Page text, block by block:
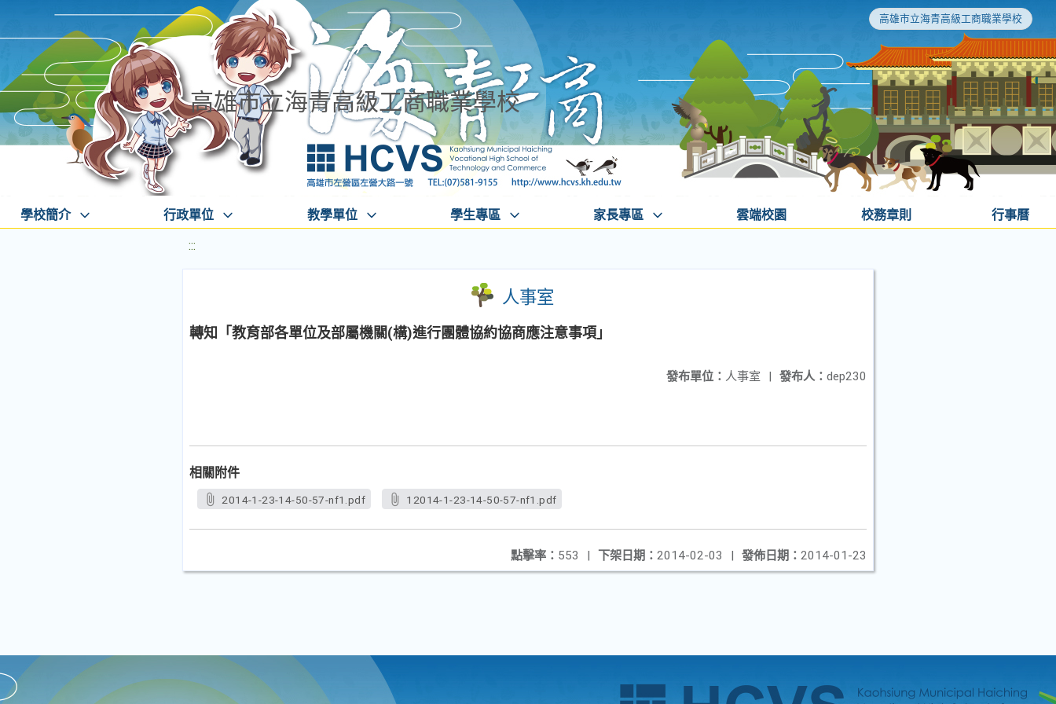
高雄市立海青高級工商職業學校
高雄市立海青高級工商職業學校
學校簡介 行政單位 教學單位 學生專區 家長專區 雲端校園 校務章則 行事曆
:::
人事室
轉知「教育部各單位及部屬機關(構)進行團體協約協商應注意事項」
發布人： dep230
發布單位： 人事室 |
相關附件
2014-1-23-14-50-57-nf1.pdf 12014-1-23-14-50-57-nf1.pdf
發佈日期： 2014-01-23
下架日期： 2014-02-03 |
點擊率： 553 |